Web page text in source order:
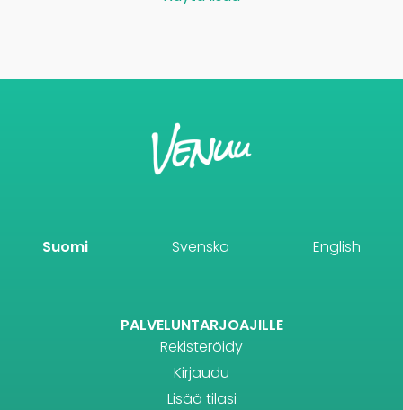
Suomi Svenska English
PALVELUNTARJOAJILLE
Rekisteröidy
Kirjaudu
Lisää tilasi